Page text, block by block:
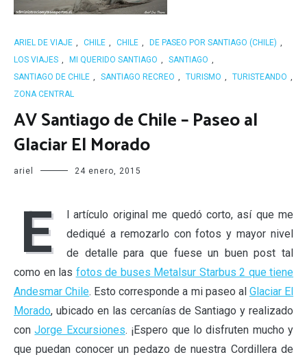
ARIEL DE VIAJE , CHILE , CHILE , DE PASEO POR SANTIAGO (CHILE) ,
LOS VIAJES , MI QUERIDO SANTIAGO , SANTIAGO ,
SANTIAGO DE CHILE , SANTIAGO RECREO , TURISMO , TURISTEANDO ,
ZONA CENTRAL
AV Santiago de Chile – Paseo al
Glaciar El Morado
ariel 24 enero, 2015
E
l artículo original me quedó corto, así que me
dediqué a remozarlo con fotos y mayor nivel
de detalle para que fuese un buen post tal
como en las fotos de buses Metalsur Starbus 2 que tiene
Andesmar Chile. Esto corresponde a mi paseo al Glaciar El
Morado, ubicado en las cercanías de Santiago y realizado
conJorge Excursiones. ¡Espero que lo disfruten mucho y
que puedan conocer un pedazo de nuestra Cordillera de